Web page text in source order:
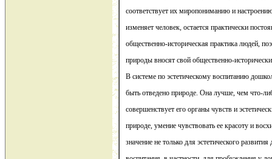
соответствует их миропониманию и
изменяет человек, остается практически
общественно-историческая практика людей,
природы вносят свой общественно-
В системе по эстетическому воспитанию
быть отведено природе. Она лучше, чем что-
совершенствует его органы чувств и
природе, умение чувствовать ее красоту и
значение не только для эстетического